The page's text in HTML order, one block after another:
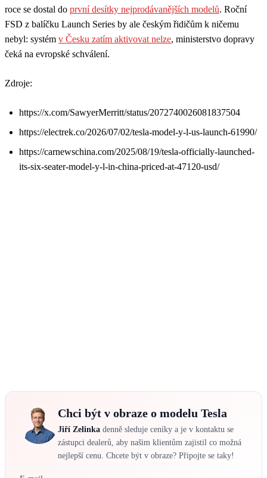
roce se dostal do první desítky nejprodávanějších modelů. Roční
FSD z balíčku Launch Series by ale českým řidičům k ničemu
nebyl: systém v Česku zatím aktivovat nelze, ministerstvo dopravy
čeká na evropské schválení.
Zdroje:
https://x.com/SawyerMerritt/status/2072740026081837504
https://electrek.co/2026/07/02/tesla-model-y-l-us-launch-61990/
https://carnewschina.com/2025/08/19/tesla-officially-launched-
its-six-seater-model-y-l-in-china-priced-at-47120-usd/
Chci být v obraze o modelu Tesla
Jiří Zelinka denně sleduje ceníky a je v kontaktu se
zástupci dealerů, aby našim klientům zajistil co možná
nejlepší cenu. Chcete být v obraze? Připojte se taky!